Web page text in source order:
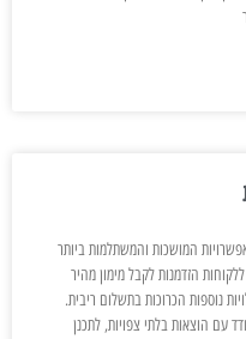
אחת האפשרויות המושכות והמשתלמות ביותר
הזדמנות לקבל מימון מהיר
נוספות הכרוכות בתשלום ריבית.
עם הוצאות בלתי צפויות, לתכנן